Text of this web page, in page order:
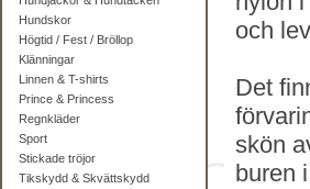
Hundskor
Högtid / Fest / Bröllop
Klänningar
Linnen & T-shirts
Prince & Princess
Regnkläder
Sport
Stickade tröjor
Tikskydd & Skvättskydd
och
Det
skön
buren